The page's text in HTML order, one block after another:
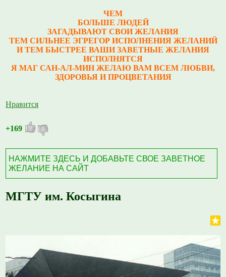
ЧЕМ
БОЛЬШЕ ЛЮДЕЙ
ЗАГАДЫВАЮТ СВОИ ЖЕЛАНИЯ
ТЕМ СИЛЬНЕЕ ЭГРЕГОР ИСПОЛНЕНИЯ ЖЕЛАНИЙ
И ТЕМ БЫСТРЕЕ ВАШИ ЗАВЕТНЫЕ ЖЕЛАНИЯ
ИСПОЛНЯТСЯ
Я МАГ САН-АЛ-МИН ЖЕЛАЮ ВАМ ВСЕМ ЛЮБВИ,
ЗДОРОВЬЯ И ПРОЦВЕТАНИЯ
Нравится
+169
НАЖМИТЕ ЗДЕСЬ И ДОБАВЬТЕ СВОЕ ЗАВЕТНОЕ
ЖЕЛАНИЕ НА САЙТ
МГТУ им. Косыгина